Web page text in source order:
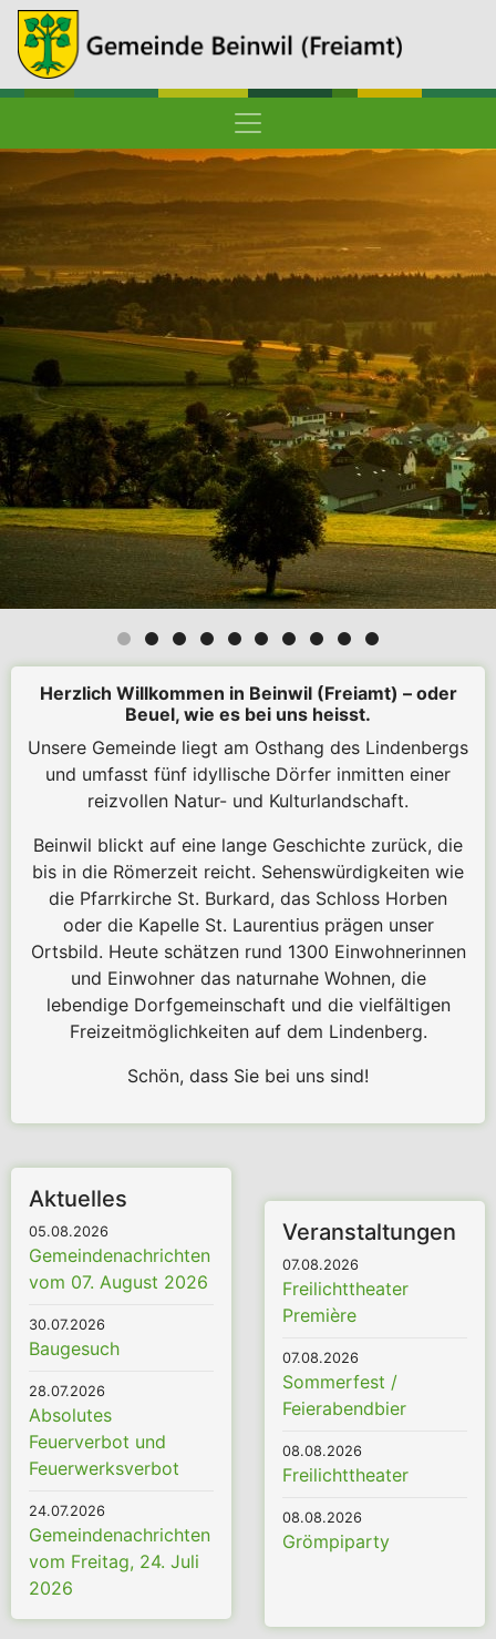
Hauptnavigation
Herzlich Willkommen in Beinwil (Freiamt) – oder
Beuel, wie es bei uns heisst.
Unsere Gemeinde liegt am Osthang des Lindenbergs
und umfasst fünf idyllische Dörfer inmitten einer
reizvollen Natur- und Kulturlandschaft.
Beinwil blickt auf eine lange Geschichte zurück, die
bis in die Römerzeit reicht. Sehenswürdigkeiten wie
die Pfarrkirche St. Burkard, das Schloss Horben
oder die Kapelle St. Laurentius prägen unser
Ortsbild. Heute schätzen rund 1300 Einwohnerinnen
und Einwohner das naturnahe Wohnen, die
lebendige Dorfgemeinschaft und die vielfältigen
Freizeitmöglichkeiten auf dem Lindenberg.
Schön, dass Sie bei uns sind!
Aktuelles
05.08.2026
Gemeindenachrichten
vom 07. August 2026
30.07.2026
Baugesuch
28.07.2026
Absolutes
Feuerverbot und
Feuerwerksverbot
24.07.2026
Gemeindenachrichten
vom Freitag, 24. Juli
2026
Veranstaltungen
07.08.2026
Freilichttheater
Première
07.08.2026
Sommerfest /
Feierabendbier
08.08.2026
Freilichttheater
08.08.2026
Grömpiparty